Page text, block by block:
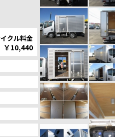
クル料金
￥10,440